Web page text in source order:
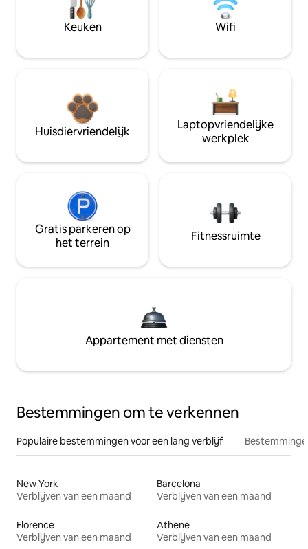
Keuken Wifi
Huisdiervriendelijk
Laptopvriendelijke
werkplek
Gratis parkeren op
het terrein
Fitnessruimte
Appartement met diensten
Bestemmingen om te verkennen
Populaire bestemmingen voor een lang verblijf
New York
Verblijven van een maand
Barcelona
Verblijven van een maand
Florence
Verblijven van een maand
Athene
Verblijven van een maand